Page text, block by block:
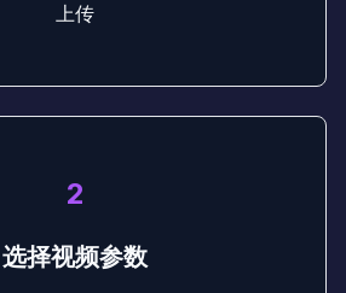
上传
2
选择视频参数